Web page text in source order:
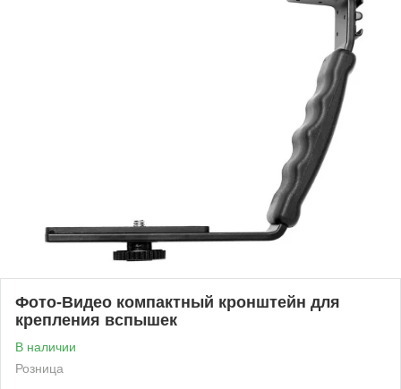
Фото-Видео компактный кронштейн для
крепления вспышек
В наличии
Розница